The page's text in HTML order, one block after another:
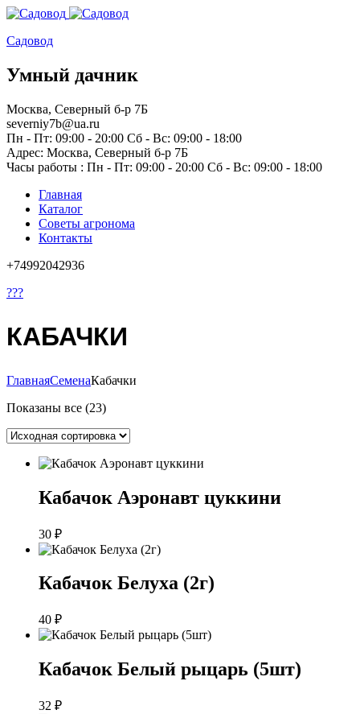
Садовод
Умный дачник
Москва, Северный б-р 7Б
severniy7b@ua.ru
Пн - Пт: 09:00 - 20:00 Сб - Вс: 09:00 - 18:00
Адрес: Москва, Северный б-р 7Б
Часы работы : Пн - Пт: 09:00 - 20:00 Сб - Вс: 09:00 - 18:00
Главная
Каталог
Советы агронома
Контакты
+74992042936
???
КАБАЧКИ
ГлавнаяСеменаКабачки
Показаны все (23)
Кабачок Аэронавт цуккини
30 ₽
Кабачок Белуха (2г)
40 ₽
Кабачок Белый рыцарь (5шт)
32 ₽